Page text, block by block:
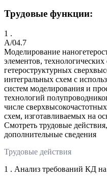
Трудовые функции:
1 .
A/04.7
Моделирование
элементов,
гетероструктурных
интегральных схем с
систем моделирования и
технологий
числе
схем, изготавливаемых на
Смотреть трудовые
дополнительные сведения
Трудовые действия
1 . Анализ требований КД